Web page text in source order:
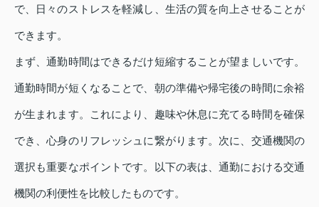
で、日々のストレスを軽減し、生活の質を向上させることが
できます。
まず、通勤時間はできるだけ短縮することが望ましいです。
通勤時間が短くなることで、朝の準備や帰宅後の時間に余裕
が生まれます。これにより、趣味や休息に充てる時間を確保
でき、心身のリフレッシュに繋がります。次に、交通機関の
選択も重要なポイントです。以下の表は、通勤における交通
機関の利便性を比較したものです。